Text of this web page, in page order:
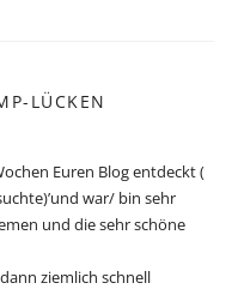
LÜCKEN
Euren Blog entdeckt (
war/ bin sehr
und die sehr schöne
ziemlich schnell